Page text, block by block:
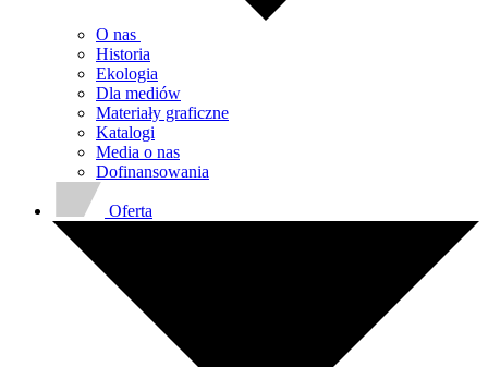
O nas
Historia
Ekologia
Dla mediów
Materiały graficzne
Katalogi
Media o nas
Dofinansowania
Oferta